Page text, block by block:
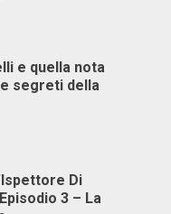
e quella nota
segreti della
Di
3 – La